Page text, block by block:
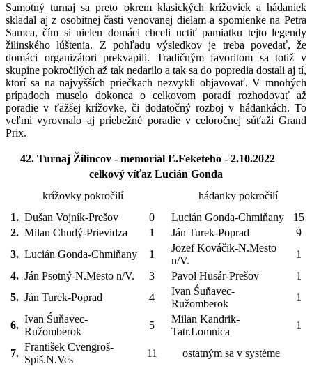
Samotný turnaj sa preto okrem klasických krížoviek a hádaniek
skladal aj z osobitnej časti venovanej dielam a spomienke na Petra
Samca, čím si nielen domáci chceli uctiť pamiatku tejto legendy
žilinského lúštenia. Z pohľadu výsledkov je treba povedať, že
domáci organizátori prekvapili. Tradičným favoritom sa totiž v
skupine pokročilých až tak nedarilo a tak sa do popredia dostali aj tí,
ktorí sa na najvyšších priečkach nezvykli objavovať. V mnohých
prípadoch muselo dokonca o celkovom poradí rozhodovať až
poradie v ťažšej krížovke, či dodatočný rozboj v hádankách. To
veľmi vyrovnalo aj priebežné poradie v celoročnej súťaži Grand
Prix.
42. Turnaj Žilincov - memoriál Ľ.Feketeho - 2.10.2022
celkový víťaz Lucián Gonda
krížovky pokročilí
hádanky pokročilí
1. Dušan Vojník-Prešov 0 Lucián Gonda-Chmiňany
15
2. Milan Chudý-Prievidza 1 Ján Turek-Poprad
9
3. Lucián Gonda-Chmiňany 1
Jozef Kováčik-N.Mesto
n/V.
1
4. Ján Psotný-N.Mesto n/V. 3 Pavol Husár-Prešov
1
5. Ján Turek-Poprad 4
Ivan Śuňavec-
Ružomberok
1
6.
Ivan Śuňavec-
Ružomberok
5
Milan Kandrik-
Tatr.Lomnica
1
7.
František Cvengroš-
Spiš.N.Ves
11 ostatným sa v systéme